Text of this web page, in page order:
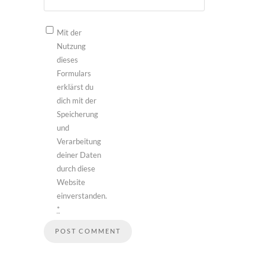
Mit der
Nutzung
dieses
Formulars
erklärst du
dich mit der
Speicherung
und
Verarbeitung
deiner Daten
durch diese
Website
einverstanden.
*